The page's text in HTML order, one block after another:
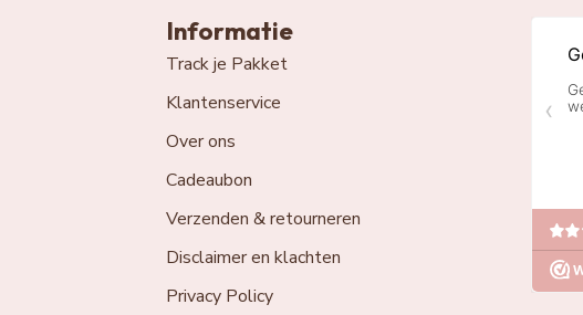
Informatie
Track je Pakket
Klantenservice
Over ons
Cadeaubon
Verzenden & retourneren
Disclaimer en klachten
Privacy Policy